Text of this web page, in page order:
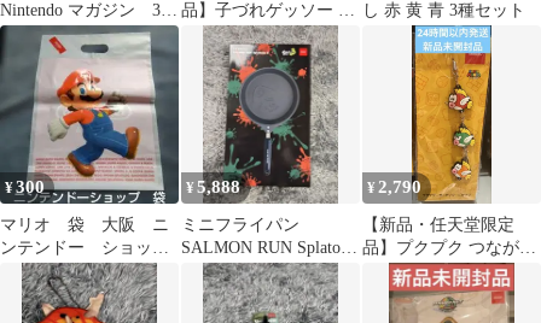
Nintendo マガジン 3冊
セット
品】子づれゲッソー つ
ながるラバーストラッ
プ マリオ
し 赤 黄 青 3種セット
¥300
マリオ 袋 大阪 ニ
ンテンドー ショッ
プ 29×40cm ゲー
ム キャラ グッズ
¥5,888
ミニフライパン
SALMON RUN Splatoon
¥ 2,790
【新品・任天堂限定
品】プクプク つながる
ラバーストラップ スー
パーマリオ